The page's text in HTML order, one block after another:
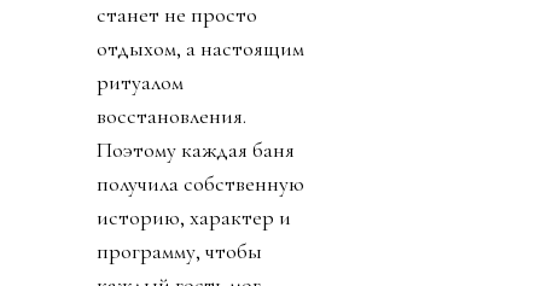
станет не просто
отдыхом, а настоящим
ритуалом
восстановления.
Поэтому каждая баня
получила собственную
историю, характер и
программу, чтобы